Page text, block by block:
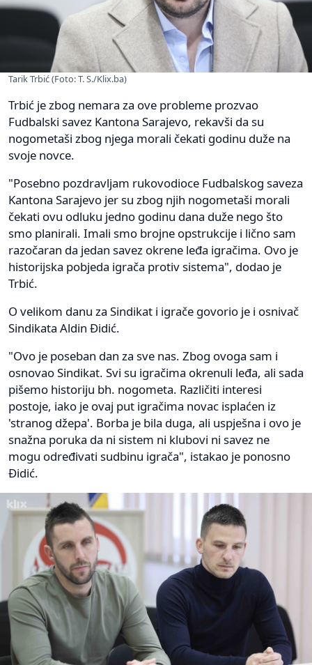
Tarik Trbić (Foto: T. S./Klix.ba)
Trbić je zbog nemara za ove probleme prozvao
Fudbalski savez Kantona Sarajevo, rekavši da su
nogometaši zbog njega morali čekati godinu duže na
svoje novce.
"Posebno pozdravljam rukovodioce Fudbalskog saveza
Kantona Sarajevo jer su zbog njih nogometaši morali
čekati ovu odluku jedno godinu dana duže nego što
smo planirali. Imali smo brojne opstrukcije i lično sam
razočaran da jedan savez okrene leđa igračima. Ovo je
historijska pobjeda igrača protiv sistema", dodao je
Trbić.
O velikom danu za Sindikat i igrače govorio je i osnivač
Sindikata Aldin Đidić.
"Ovo je poseban dan za sve nas. Zbog ovoga sam i
osnovao Sindikat. Svi su igračima okrenuli leđa, ali sada
pišemo historiju bh. nogometa. Različiti interesi
postoje, iako je ovaj put igračima novac isplaćen iz
'stranog džepa'. Borba je bila duga, ali uspješna i ovo je
snažna poruka da ni sistem ni klubovi ni savez ne
mogu određivati sudbinu igrača", istakao je ponosno
Đidić.